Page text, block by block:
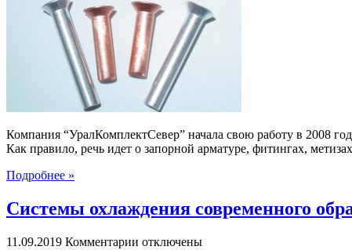
заклепки
в
ассортименте
компании
“УралКомплектСевер”
Компания “УралКомплектСевер” начала свою работу в 2008
Как правило, речь идет о запорной арматуре, фитингах,
Подробнее »
Системы охлаждения современного
11.09.2019 Комментарии котключены